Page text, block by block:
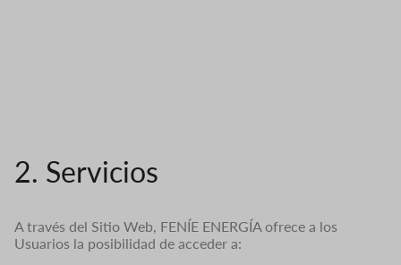
2. Servicios
A través del Sitio Web, FENÍE ENERGÍA ofrece a los
Usuarios la posibilidad de acceder a: